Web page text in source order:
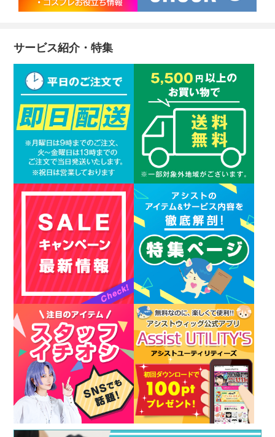
サービス紹介・特集